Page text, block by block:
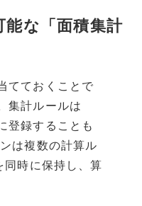
な「面積集計
てておくことで
集計ルールは
登録することも
は複数の計算ル
時に保持し、算